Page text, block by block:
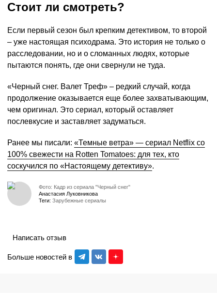
Стоит ли смотреть?
Если первый сезон был крепким детективом, то второй
– уже настоящая психодрама. Это история не только о
расследовании, но и о сломанных людях, которые
пытаются понять, где они свернули не туда.
«Черный снег. Валет Треф» – редкий случай, когда
продолжение оказывается еще более захватывающим,
чем оригинал. Это сериал, который оставляет
послевкусие и заставляет задуматься.
Ранее мы писали: «Темные ветра» — сериал Netflix со
100% свежести на Rotten Tomatoes: для тех, кто
соскучился по «Настоящему детективу».
Фото: Кадр из сериала "Черный снег"
Анастасия Луковникова
Теги: Зарубежные сериалы
Больше новостей в
Написать отзыв